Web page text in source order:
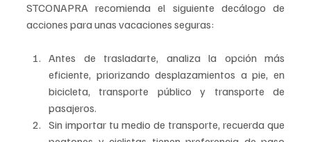
STCONAPRA recomienda el siguiente decálogo de
acciones para unas vacaciones seguras:
Antes de trasladarte, analiza la opción más
eficiente, priorizando desplazamientos a pie, en
bicicleta, transporte público y transporte de
pasajeros.
Sin importar tu medio de transporte, recuerda que